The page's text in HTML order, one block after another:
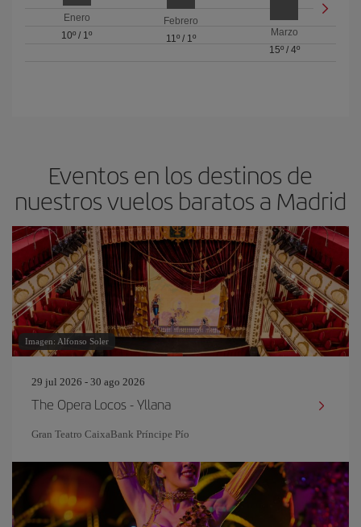
Enero
10º / 1º
Febrero
11º/ 1º
Marzo
15º/ 4º
Eventos en los destinos de
nuestros vuelos baratos a Madrid
Imagen: Alfonso Soler
29 jul 2026 - 30 ago 2026
The Opera Locos - Yllana
Gran Teatro CaixaBank Príncipe Pío